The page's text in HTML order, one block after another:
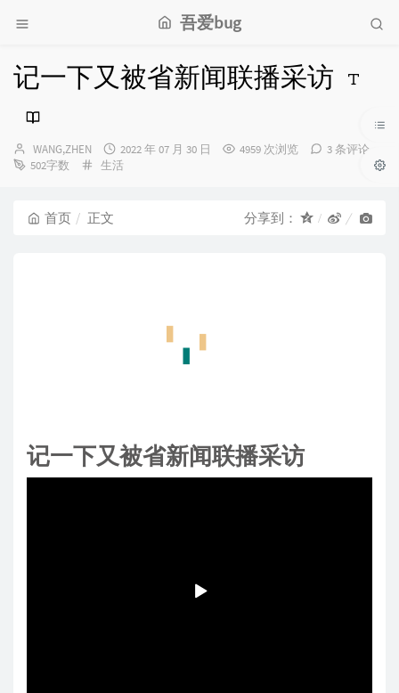
吾爱bug
记一下又被省新闻联播采访
博
主：
WANG,ZHEN
发
布
2022 年 07 月 30 日 4959 次浏览
3 条评论
502字数
分
生活
首页 正文 分享到：
记一下又被省新闻联播采访